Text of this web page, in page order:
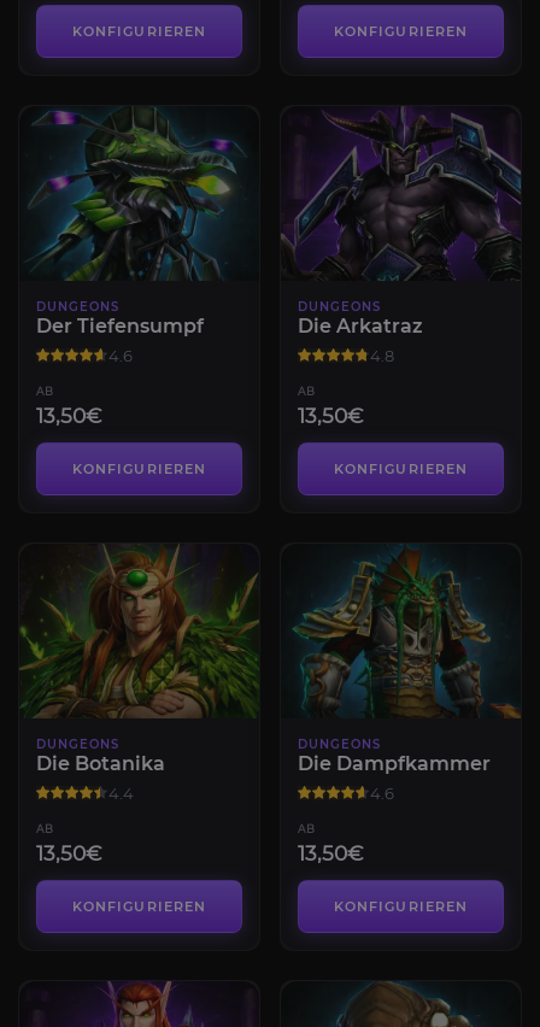
KONFIGURIEREN KONFIGURIEREN
DUNGEONS
Der Tiefensumpf
4.6
AB
13,50€
KONFIGURIEREN
DUNGEONS
Die Arkatraz
4.8
AB
13,50€
KONFIGURIEREN
DUNGEONS
Die Botanika
4.4
AB
13,50€
KONFIGURIEREN
DUNGEONS
Die Dampfkammer
4.6
AB
13,50€
KONFIGURIEREN